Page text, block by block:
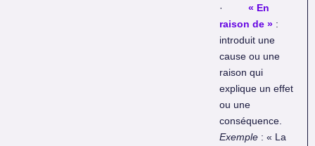
· « En
raison de » :
introduit une
cause ou une
raison qui
explique un effet
ou une
conséquence.
Exemple : « La